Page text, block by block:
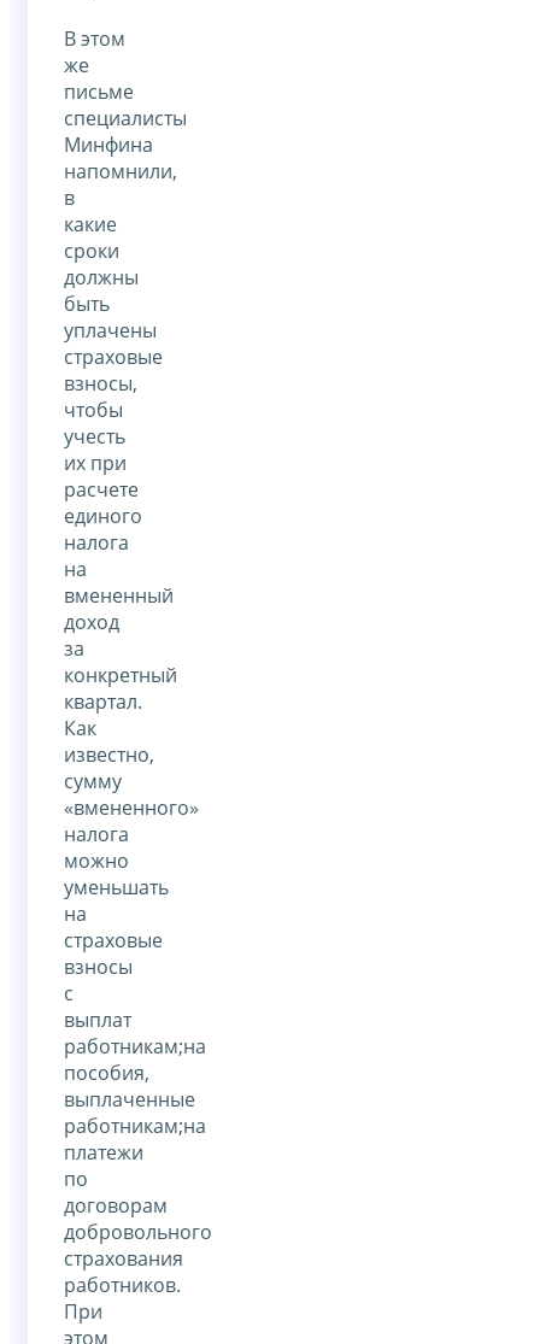
В этом
же
письме
специалисты
Минфина
напомнили,
в
какие
сроки
должны
быть
уплачены
страховые
взносы,
чтобы
учесть
их при
расчете
единого
налога
на
вмененный
доход
за
конкретный
квартал.
Как
известно,
сумму
«вмененного»
налога
можно
уменьшать
на
страховые
взносы
с
выплат
работникам;на
пособия,
выплаченные
работникам;на
платежи
по
договорам
добровольного
страхования
работников.
При
этом